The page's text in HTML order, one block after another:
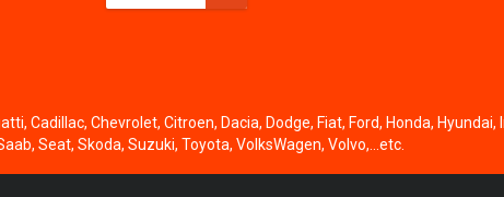
Cadillac, Chevrolet, Citroen, Dacia, Dodge, Fiat, Ford, Honda,
Seat, Skoda, Suzuki, Toyota, VolksWagen, Volvo,...etc.